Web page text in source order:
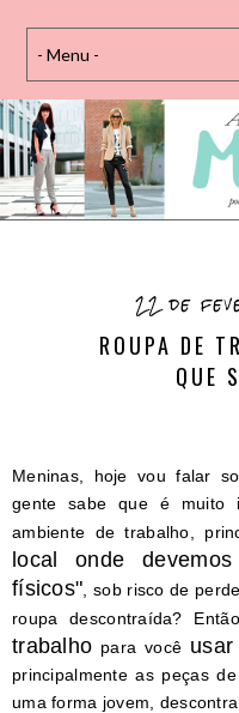
22 de
ROUPA DE
QUE
Meninas, hoje vou falar
gente sabe que é muito
ambiente de trabalho,
local onde
físicos" , sob risco de
roupa descontraída?
trabalho para você
principalmente as peças
uma forma jovem,